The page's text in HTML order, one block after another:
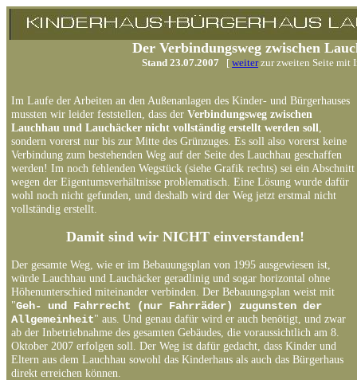
Der Verbindungsweg zwischen
Stand 23.07.2007 [ weiterzur zweiten Seite mit
Im Laufe der Arbeiten an den Außenanlagen des Kinder- und Bürgerhauses
mussten wir leider feststellen, dass der Verbindungsweg zwischen
Lauchhau und Lauchäcker nicht vollständig erstellt werden soll
sondern vorerst nur bis zur Mitte des Grünzuges. Es soll also vorerst keine
Verbindung zum bestehenden Weg auf der Seite des Lauchhau geschaffen
werden! Im noch fehlenden Wegstück (siehe Grafik rechts) sei ein Abschnitt
wegen der Eigentumsverhältnisse problematisch. Eine Lösung wurde dafür
wohl noch nicht gefunden, und deshalb wird der Weg jetzt erstmal nicht
vollständig erstellt.
Damit sind wir NICHT einverstanden!
Der gesamte Weg, wie er im Bebauungsplan von 1995 ausgewiesen ist,
würde Lauchhau und Lauchäcker geradlinig und sogar horizontal ohne
Höhenunterschied miteinander verbinden. Der Bebauungsplan weist mit
"Geh- und Fahrrecht (nur Fahrräder) zugunsten der
Allgemeinheit" aus. Und genau dafür wird er auch benötigt, und zwar
ab der Inbetriebnahme des gesamten Gebäudes, die voraussichtlich am 8.
Oktober 2007 erfolgen soll. Der Weg ist dafür gedacht, dass Kinder und
Eltern aus dem Lauchhau sowohl das Kinderhaus als auch das Bürgerhaus
direkt erreichen können.